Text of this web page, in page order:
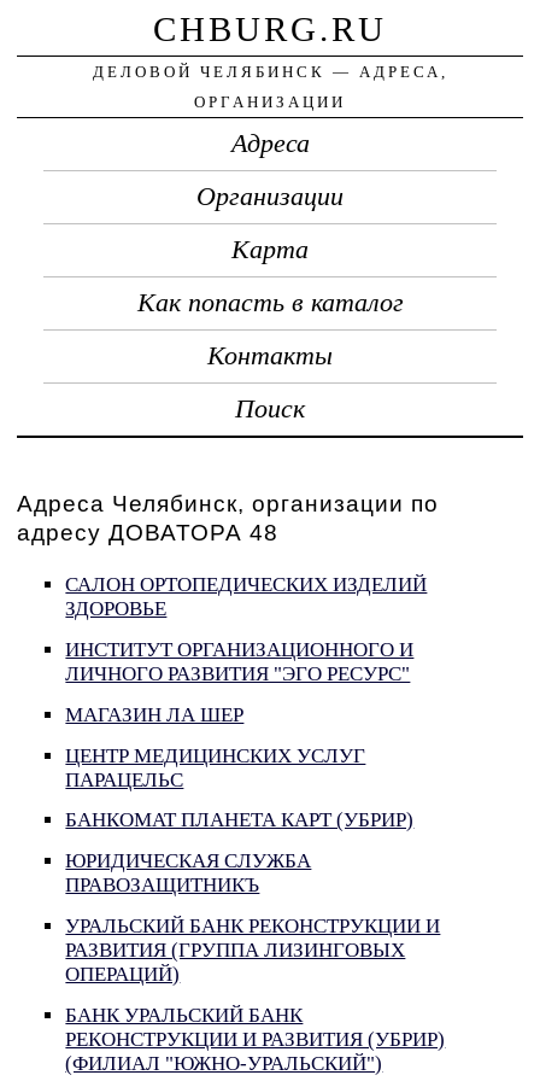
CHBURG.RU
ДЕЛОВОЙ ЧЕЛЯБИНСК — АДРЕСА,
ОРГАНИЗАЦИИ
Адреса
Организации
Карта
Как попасть в каталог
Контакты
Поиск
Адреса Челябинск, организации по
адресу ДОВАТОРА 48
САЛОН ОРТОПЕДИЧЕСКИХ ИЗДЕЛИЙ
ЗДОРОВЬЕ
ИНСТИТУТ ОРГАНИЗАЦИОННОГО И
ЛИЧНОГО РАЗВИТИЯ "ЭГО РЕСУРС"
МАГАЗИН ЛА ШЕР
ЦЕНТР МЕДИЦИНСКИХ УСЛУГ
ПАРАЦЕЛЬС
БАНКОМАТ ПЛАНЕТА КАРТ (УБРИР)
ЮРИДИЧЕСКАЯ СЛУЖБА
ПРАВОЗАЩИТНИКЪ
УРАЛЬСКИЙ БАНК РЕКОНСТРУКЦИИ И
РАЗВИТИЯ (ГРУППА ЛИЗИНГОВЫХ
ОПЕРАЦИЙ)
БАНК УРАЛЬСКИЙ БАНК
РЕКОНСТРУКЦИИ И РАЗВИТИЯ (УБРИР)
(ФИЛИАЛ "ЮЖНО-УРАЛЬСКИЙ")